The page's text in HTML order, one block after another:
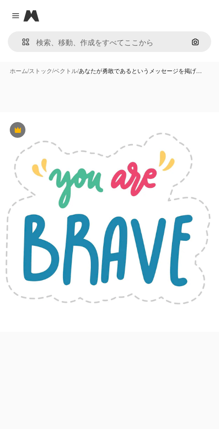
Close menu
Magnific
画像で
ホーム/ストック/ベクトル/あなたが勇敢であるというメッセージを掲げ…
Premium